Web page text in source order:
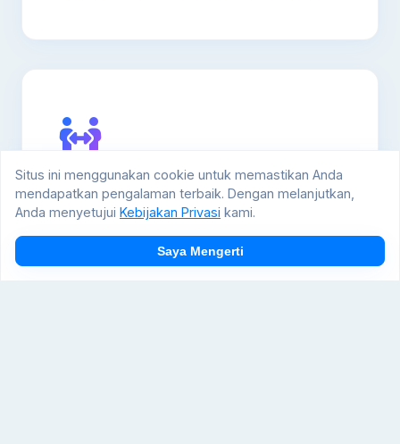
Jasa Pindahan Terencana
Proses pindahan yang terstruktur dan
aman, dari perencanaan digital hingga
Situs ini menggunakan cookie untuk memastikan Anda
mendapatkan pengalaman terbaik. Dengan melanjutkan,
Anda menyetujui Kebijakan Privasi kami.
Saya Mengerti